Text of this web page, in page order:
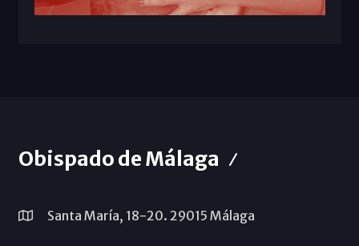
Obispado de Málaga
Santa María, 18-20. 29015 Málaga